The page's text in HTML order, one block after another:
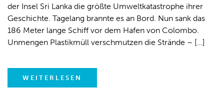
der Insel Sri Lanka die größte Umweltkatastrophe ihrer
Geschichte. Tagelang brannte es an Bord. Nun sank das
186 Meter lange Schiff vor dem Hafen von Colombo.
Unmengen Plastikmüll verschmutzen die Strände – […]
WEITERLESEN